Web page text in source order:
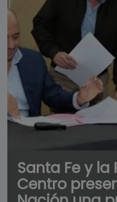
Santa Fe y la
Centro